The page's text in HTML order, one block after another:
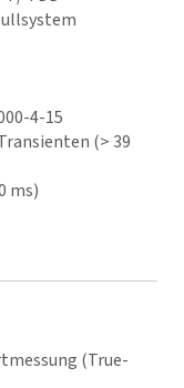
4-15
(> 39
ms)
(True-